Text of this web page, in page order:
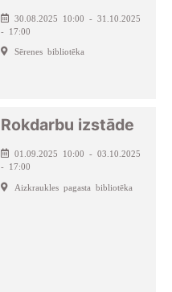
30.08.2025 10:00 - 31.10.2025
- 17:00
Sērenes bibliotēka
Rokdarbu izstāde
01.09.2025 10:00 - 03.10.2025
- 17:00
Aizkraukles pagasta bibliotēka